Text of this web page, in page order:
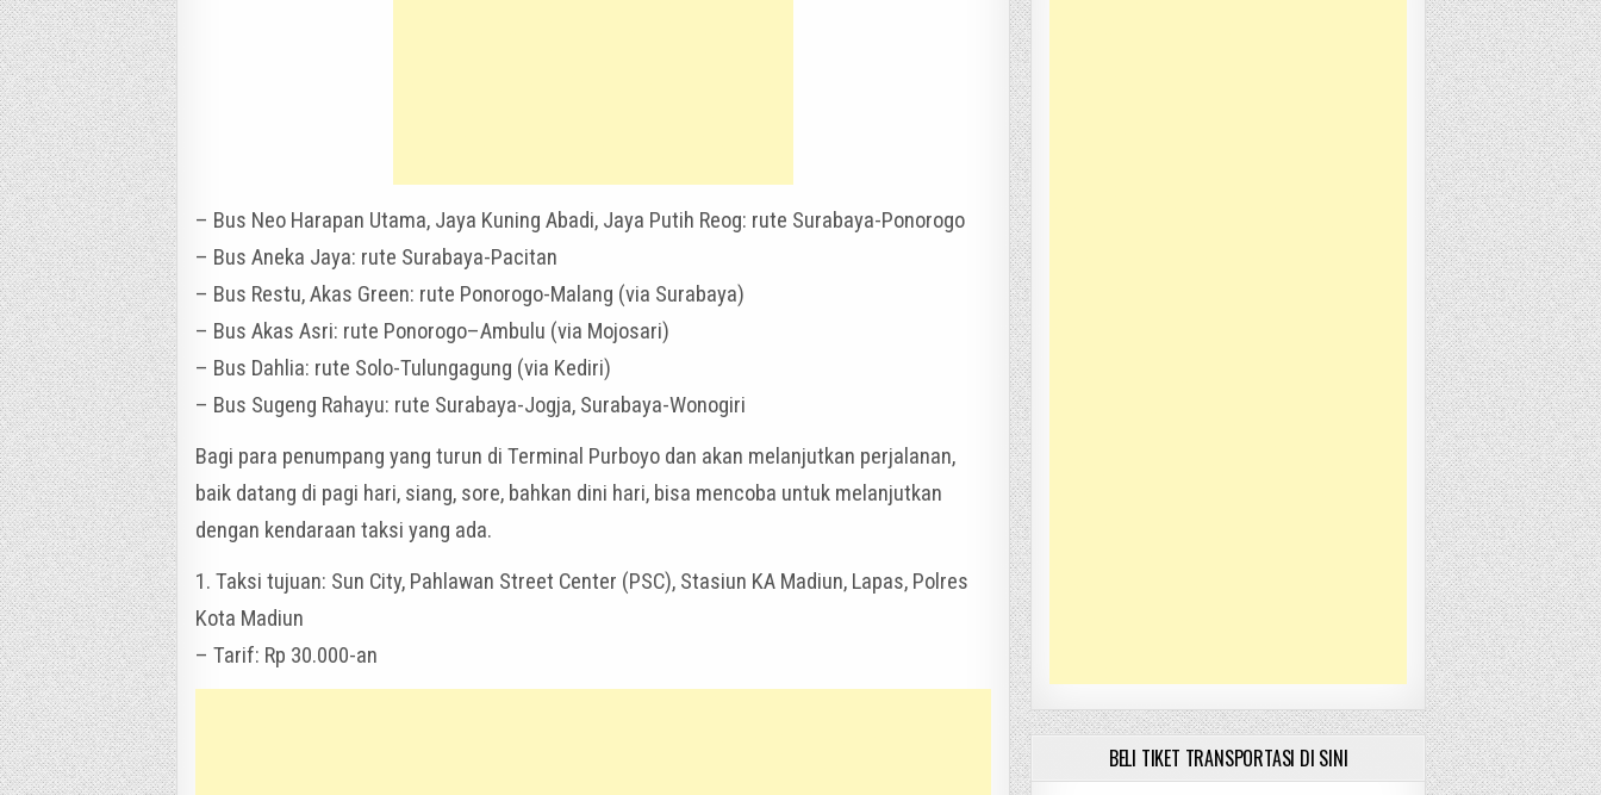
– Bus Neo Harapan Utama, Jaya Kuning Abadi, Jaya Putih Reog: rute Surabaya-Ponorogo
– Bus Aneka Jaya: rute Surabaya-Pacitan
– Bus Restu, Akas Green: rute Ponorogo-Malang (via Surabaya)
– Bus Akas Asri: rute Ponorogo–Ambulu (via Mojosari)
– Bus Dahlia: rute Solo-Tulungagung (via Kediri)
– Bus Sugeng Rahayu: rute Surabaya-Jogja, Surabaya-Wonogiri
Bagi para penumpang yang turun di Terminal Purboyo dan akan melanjutkan perjalanan,
baik datang di pagi hari, siang, sore, bahkan dini hari, bisa mencoba untuk melanjutkan
dengan kendaraan taksi yang ada.
1. Taksi tujuan: Sun City, Pahlawan Street Center (PSC), Stasiun KA Madiun, Lapas, Polres
Kota Madiun
– Tarif: Rp 30.000-an
BELI TIKET TRANSPORTASI DI SINI